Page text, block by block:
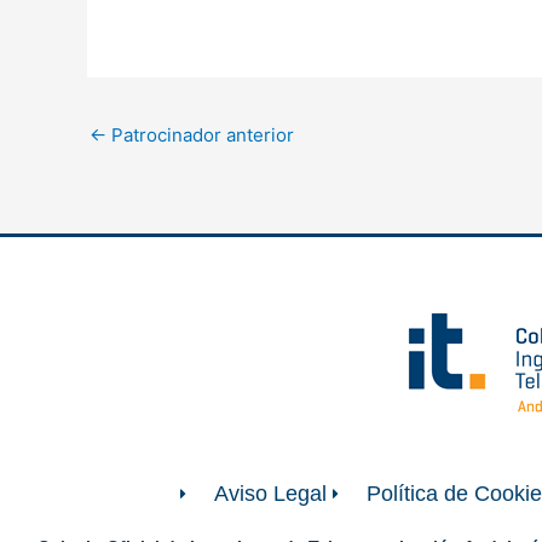
← Patrocinador anterior
Aviso Legal Política de